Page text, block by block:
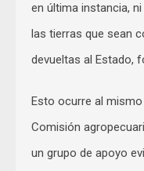
en última instancia,
las tierras que sean
devueltas al Estado,
Esto ocurre al
Comisión
un grupo de apoyo